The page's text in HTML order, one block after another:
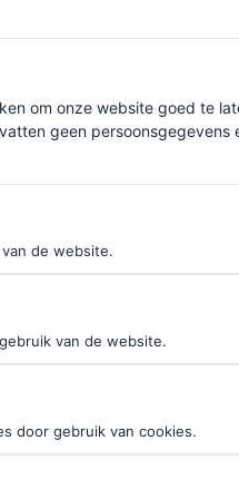
met een
gevoeld tot
niet echt meer
verleden was
sinds februari
het december
om onze website goed te
geen persoonsgegevens
de website.
van de website.
door gebruik van cookies.